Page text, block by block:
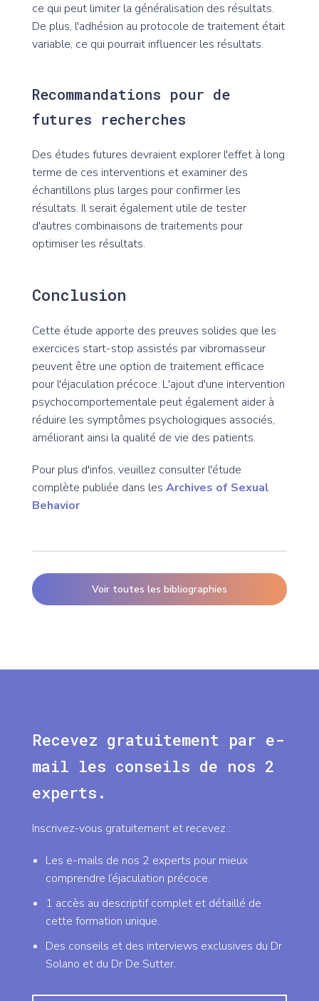
ce qui peut limiter la généralisation des résultats.
De plus, l'adhésion au protocole de traitement était
variable, ce qui pourrait influencer les résultats.
Recommandations pour de
futures recherches
Des études futures devraient explorer l'effet à long
terme de ces interventions et examiner des
échantillons plus larges pour confirmer les
résultats. Il serait également utile de tester
d'autres combinaisons de traitements pour
optimiser les résultats.
Conclusion
Cette étude apporte des preuves solides que les
exercices start-stop assistés par vibromasseur
peuvent être une option de traitement efficace
pour l'éjaculation précoce. L'ajout d'une intervention
psychocomportementale peut également aider à
réduire les symptômes psychologiques associés,
améliorant ainsi la qualité de vie des patients.
Pour plus d'infos, veuillez consulter l'étude
complète publiée dans les Archives of Sexual
Behavior
Voir toutes les bibliographies
Recevez gratuitement par e-
mail les conseils de nos 2
experts.
Inscrivez-vous gratuitement et recevez :
Les e-mails de nos 2 experts pour mieux
comprendre l’éjaculation précoce.
1 accès au descriptif complet et détaillé de
cette formation unique.
Des conseils et des interviews exclusives du Dr
Solano et du Dr De Sutter.